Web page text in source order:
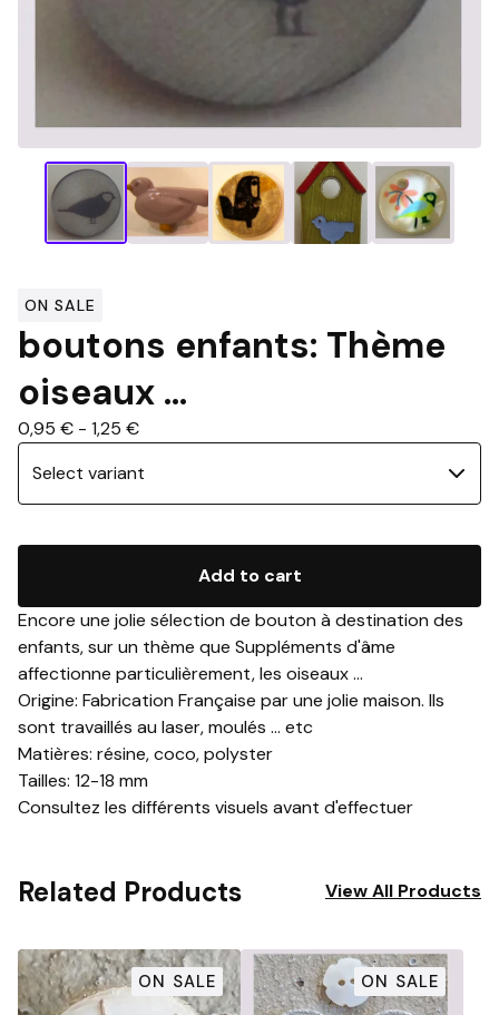
ON SALE
boutons enfants: Thème
oiseaux ...
0,95 € - 1,25 €
Add to cart
Encore une jolie sélection de bouton à destination des
enfants, sur un thème que Suppléments d'âme
affectionne particulièrement, les oiseaux ...
Origine: Fabrication Française par une jolie maison. Ils
sont travaillés au laser, moulés ... etc
Matières: résine, coco, polyster
Tailles: 12-18 mm
Consultez les différents visuels avant d'effectuer
Related Products View All Products
ON SALE ON SALE